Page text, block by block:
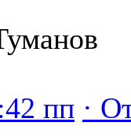
пп ·